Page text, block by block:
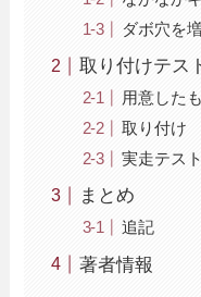
ダボ穴を
取り付けテス
用意した
取り付け
実走テスト
まとめ
追記
著者情報